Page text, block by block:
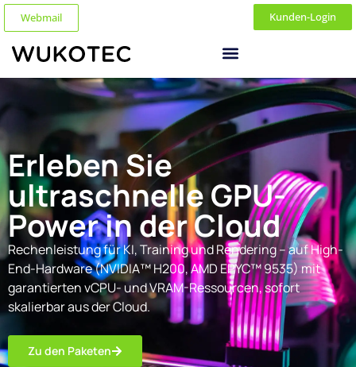
Webmail Kunden-Login
Erleben Sie
ultraschnelle GPU-
Power in der Cloud
Rechenleistung für KI, Training und Rendering – auf High-
End-Hardware (NVIDIA™ H200, AMD EPYC™ 9535) mit
garantierten vCPU- und VRAM-Ressourcen, sofort
skalierbar aus der Cloud.
Zu den Paketen